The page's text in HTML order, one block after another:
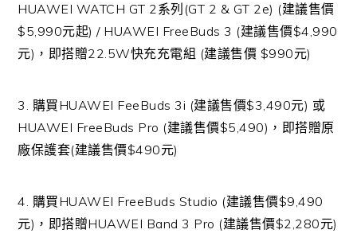
HUAWEI WATCH GT 2系列(GT 2 & GT 2e) (建議售價
$5,990元起) / HUAWEI FreeBuds 3 (建議售價$4,990
元)，即搭贈22.5W快充充電組 (建議售價 $990元)
3. 購買HUAWEI FeeBuds 3i (建議售價$3,490元) 或
HUAWEI FreeBuds Pro (建議售價$5,490)，即搭贈原
廠保護套(建議售價$490元)
4. 購買HUAWEI FreeBuds Studio (建議售價$9,490
元)，即搭贈HUAWEI Band 3 Pro (建議售價$2,280元)